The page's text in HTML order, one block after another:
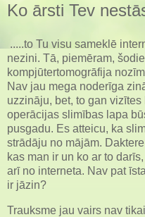
Ko ārsti Tev
.....to Tu visu sameklē
nezini. Tā, piemēram,
kompjūtertomogrāfija
Nav jau mega noderīga
uzzināju, bet, to gan
operācijas slimības lapa
pusgadu. Es atteicu, ka
strādāju no mājām.
kas man ir un ko ar to
arī no interneta. Nav pat
ir jāzin?
Trauksme jau vairs nav